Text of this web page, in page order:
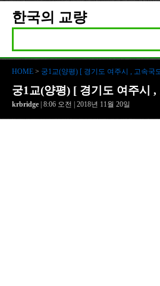
한국의 교량
HOME > 궁1교(양평) [ 경기도 여주시 , 고속국
궁1교(양평) [ 경기도 여주시
krbridge | 8:06 오전 | 2018년 11월 20일